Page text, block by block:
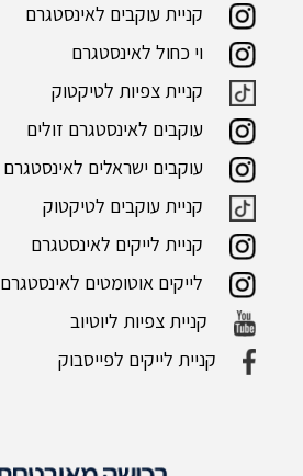
קניית עוקבים לאינסטגרם
וי כחול לאינסטגרם
קניית צפיות לטיקטוק
עוקבים לאינסטגרם זולים
עוקבים ישראלים לאינסטגרם
קניית עוקבים לטיקטוק
קניית לייקים לאינסטגרם
לייקים אוטומטים לאינסטגרם
קניית צפיות ליוטיוב
קניית לייקים לפייסבוק